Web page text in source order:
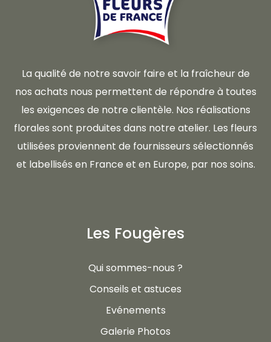
La qualité de notre savoir faire et la fraîcheur de
nos achats nous permettent de répondre à toutes
les exigences de notre clientèle. Nos réalisations
florales sont produites dans notre atelier. Les fleurs
utilisées proviennent de fournisseurs sélectionnés
et labellisés en France et en Europe, par nos soins.
Les Fougères
Qui sommes-nous ?
Conseils et astuces
Evénements
Galerie Photos